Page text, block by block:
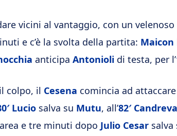
vicini al vantaggio, con un
e c’è la svolta della partita: Maicon
anticipa Antonioli di testa, per l’
colpo, il Cesena comincia ad
Lucio salva su Mutu, all’82′ Candreva
e tre minuti dopo Julio Cesar